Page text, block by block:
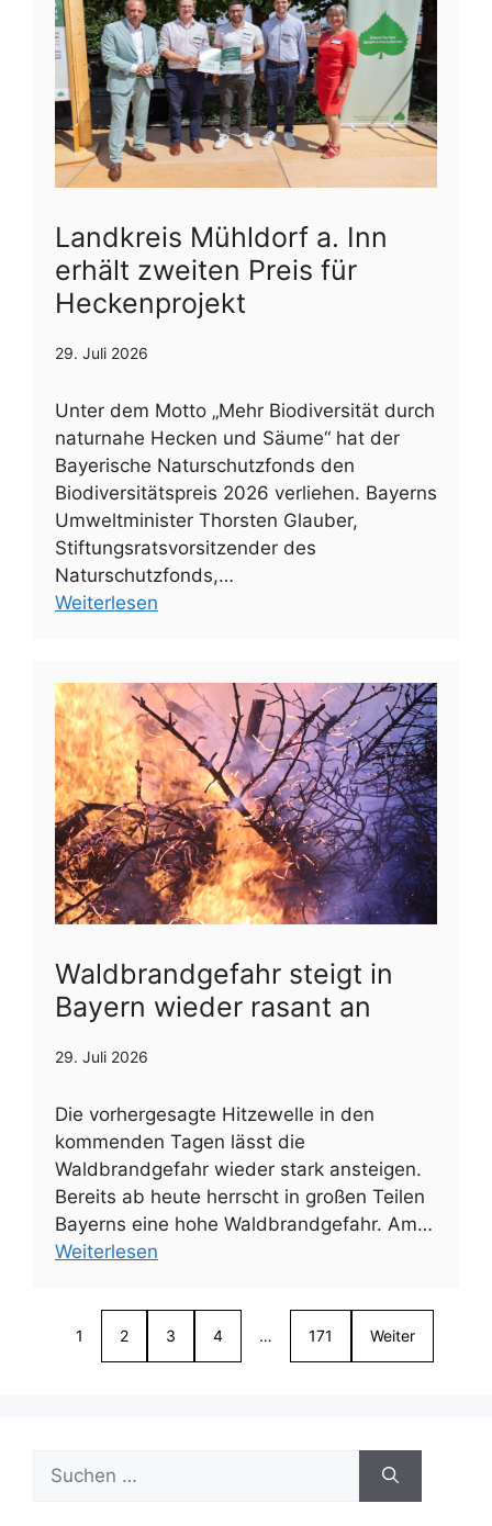
Landkreis Mühldorf a. Inn
erhält zweiten Preis für
Heckenprojekt
29. Juli 2026
Unter dem Motto „Mehr Biodiversität durch
naturnahe Hecken und Säume“ hat der
Bayerische Naturschutzfonds den
Biodiversitätspreis 2026 verliehen. Bayerns
Umweltminister Thorsten Glauber,
Stiftungsratsvorsitzender des
Naturschutzfonds,…
Weiterlesen
Waldbrandgefahr steigt in
Bayern wieder rasant an
29. Juli 2026
Die vorhergesagte Hitzewelle in den
kommenden Tagen lässt die
Waldbrandgefahr wieder stark ansteigen.
Bereits ab heute herrscht in großen Teilen
Bayerns eine hohe Waldbrandgefahr. Am…
Weiterlesen
1 2 3 4 … 171 Weiter
Suchen
nach: